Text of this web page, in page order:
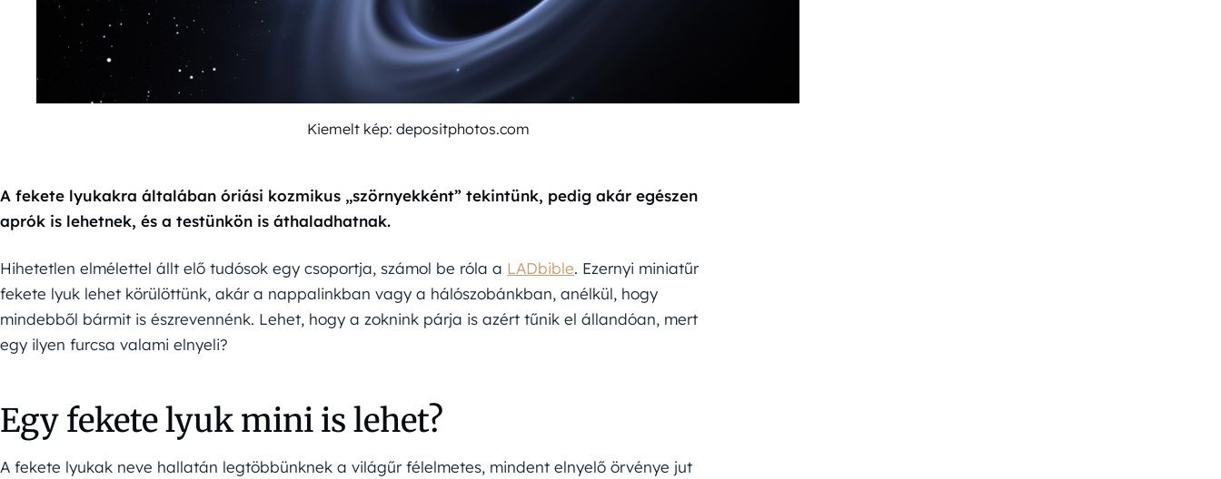
Kiemelt kép: depositphotos.com
A fekete lyukakra általában óriási kozmikus „szörnyekként” tekintünk, pedig akár egészen
aprók is lehetnek, és a testünkön is áthaladhatnak.
Hihetetlen elmélettel állt elő tudósok egy csoportja, számol be róla a LADbible. Ezernyi miniatűr
fekete lyuk lehet körülöttünk, akár a nappalinkban vagy a hálószobánkban, anélkül, hogy
mindebből bármit is észrevennénk. Lehet, hogy a zoknink párja is azért tűnik el állandóan, mert
egy ilyen furcsa valami elnyeli?
Egy fekete lyuk mini is lehet?
A fekete lyukak neve hallatán legtöbbünknek a világűr félelmetes, mindent elnyelő örvénye jut